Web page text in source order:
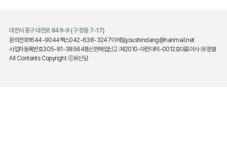
대전시 동구 대전로 849-9 (구 정동 7-17)
문의전화1644-9044팩스042-638-3247이메일youshindang@hanmail.net
사업자등록번호305-81-38564통신판매업신고 :제2010-대전대덕-0012호대표이사 :유정열
All Contents Copyright ⓒ유신당